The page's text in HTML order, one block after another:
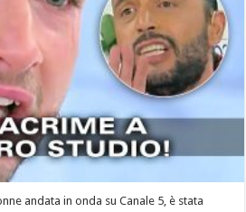
andata in onda su Canale 5, è stata